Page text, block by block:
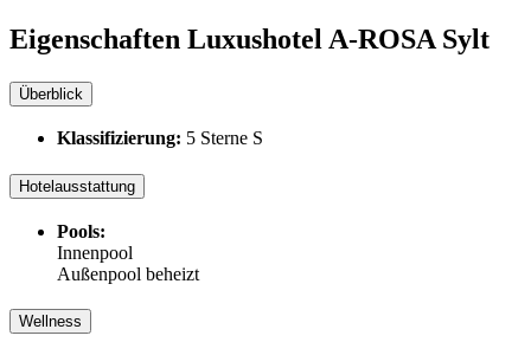
Eigenschaften Luxushotel A-ROSA Sylt
Überblick
Klassifizierung: 5 Sterne S
Hotelausstattung
Pools:
Innenpool
Außenpool beheizt
Wellness